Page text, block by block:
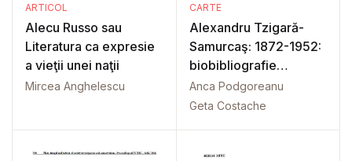
ARTICOL
Alecu Russo sau
Literatura ca expresie
a vieţii unei naţii
Mircea Anghelescu
CARTE
Alexandru Tzigară-
Samurcaş: 1872-1952:
biobibliografie
adnotata
Anca Podgoreanu
Geta Costache